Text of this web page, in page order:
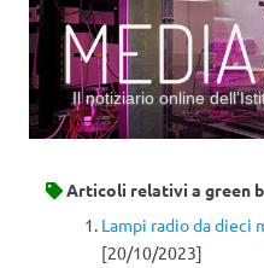
Il notiziario online
Articoli relativi a green
Lampi radio da dieci
[20/10/2023]